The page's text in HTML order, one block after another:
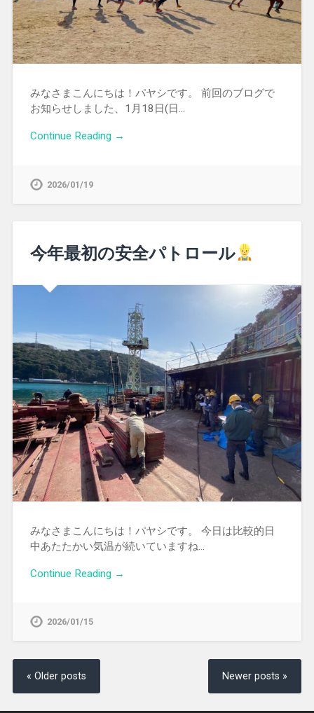
みなさまこんにちは！パヤシです。 前回のブログで
お知らせしました、1月18日(日…
Continue Reading →
2026/01/19
今年最初の安全パトロール
みなさまこんにちは！パヤシです。 今日は比較的日
中あたたかい気温が続いていますね…
Continue Reading →
2026/01/15
« Older posts Newer posts »